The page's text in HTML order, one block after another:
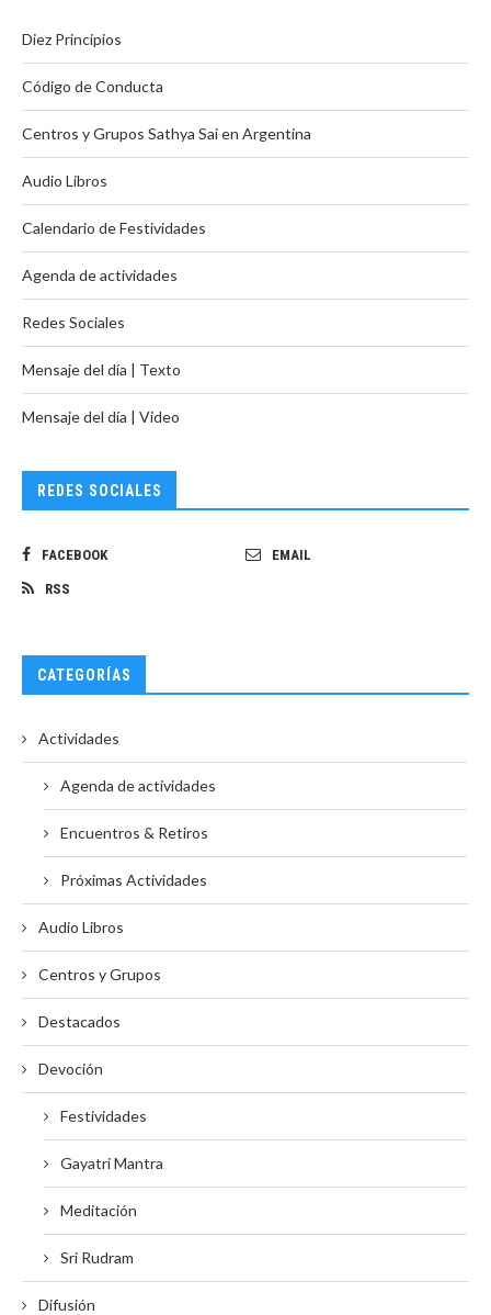
Diez Principios
Código de Conducta
Centros y Grupos Sathya Sai en Argentina
Audio Libros
Calendario de Festividades
Agenda de actividades
Redes Sociales
Mensaje del día | Texto
Mensaje del día | Video
REDES SOCIALES
FACEBOOK EMAIL
RSS
CATEGORÍAS
Actividades
Agenda de actividades
Encuentros & Retiros
Próximas Actividades
Audio Libros
Centros y Grupos
Destacados
Devoción
Festividades
Gayatri Mantra
Meditación
Sri Rudram
Difusión